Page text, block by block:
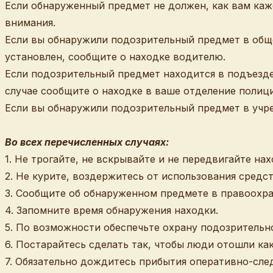
Если обнаруженный предмет не должен, как вам
внимания.
Если вы обнаружили подозрительный предмет в
установлен, сообщите о находке водителю.
Если подозрительный предмет находится в
случае сообщите о находке в ваше отделение
Если вы обнаружили подозрительный предмет в
Во всех перечисленных случаях:
1. Не трогайте, не вскрывайте и не передвигайте
2. Не курите, воздержитесь от использования
3. Сообщите об обнаруженном предмете в
4. Запомните время обнаружения находки.
5. По возможности обеспечьте охрану
6. Постарайтесь сделать так, чтобы люди отошли
7. Обязательно дождитесь прибытия оперативно-